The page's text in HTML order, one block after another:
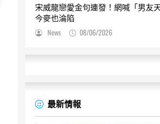
宋威龍戀愛金句連發！網喊「男友
今麥也淪陷
News 08/06/2026
最新情報